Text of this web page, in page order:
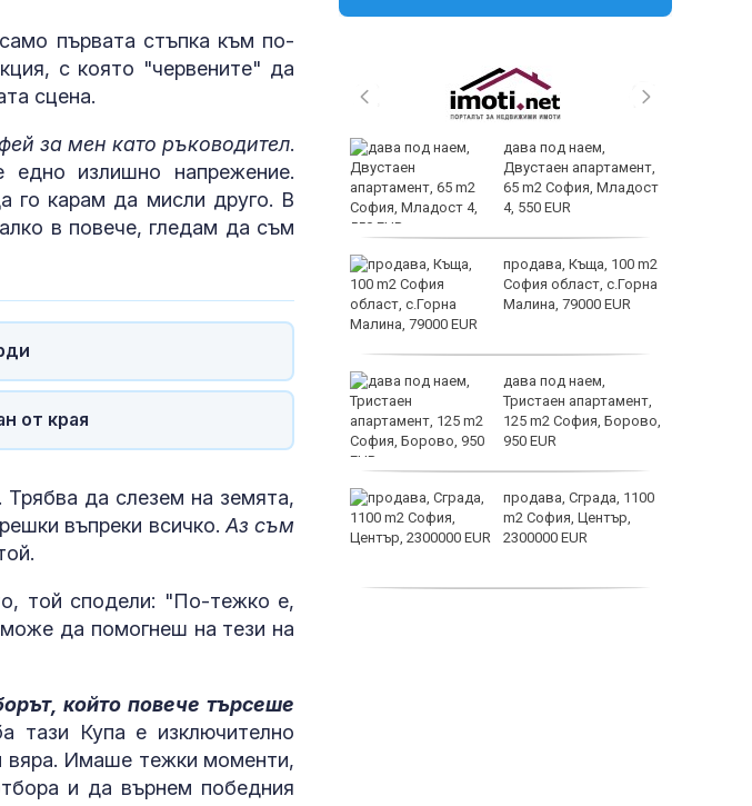
първата стъпка към по-
с която "червените" да
сцена.
за мен като ръководител.
излишно напрежение.
го карам да мисли друго. В
в повече, гледам да съм
от края
да слезем на земята,
въпреки всичко. Аз съм
той сподели: "По-тежко е,
да помогнеш на тези на
който повече търсеше
тази Купа е изключително
вяра. Имаше тежки моменти,
и да върнем победния
Топлинен удар и
дехидратация при
кърмачета: какво
трябва да знаят
родителите
притесняваме?
Почти половината
кърмени през първите
Как се променят
костите с напредване
на възрастта?
дава под наем,
Двустаен апартамент,
65 m2 София, Младост
4, 550 EUR
продава, Къща, 100 m2
София област, с.Горна
Малина, 79000 EUR
дава под наем,
Тристаен апартамент,
125 m2 София, Борово,
950 EUR
продава, Сграда, 1100
m2 София, Център,
2300000 EUR